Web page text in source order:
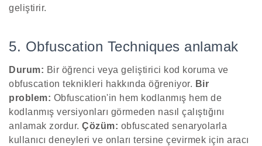
geliştirir.
5. Obfuscation Techniques anlamak
Durum: Bir öğrenci veya geliştirici kod koruma ve
obfuscation teknikleri hakkında öğreniyor. Bir
problem: Obfuscation'in hem kodlanmış hem de
kodlanmış versiyonları görmeden nasıl çalıştığını
anlamak zordur. Çözüm: obfuscated senaryolarla
kullanıcı deneyleri ve onları tersine çevirmek için aracı